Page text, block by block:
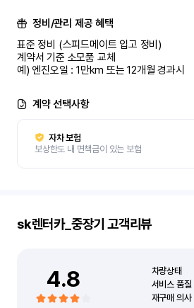
정비/관리 제공 혜택
표준 정비 (스피드메이트 입고 정비)
계약서 기준 소모품 교체
예) 엔진오일 : 1만km 또는 12개월 경과시
계약 선택사항
자차 보험
보상한도 내 면책금이 있는 보험
sk렌터카_중장기 고객리뷰
4.8 차량상태
서비스 품질
재구매 의사